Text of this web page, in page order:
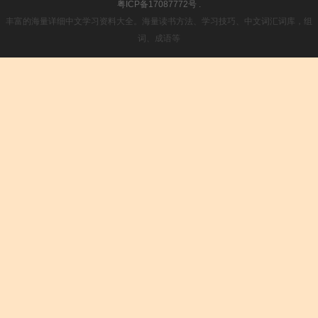
粤ICP备17087772号 .
丰富的海量详细中文学习资料大全。海量读书方法、学习技巧、中文词汇词库，组
词、成语等